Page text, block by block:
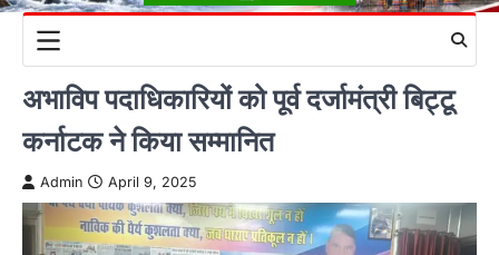
अभाविप पदाधिकारियों को पूर्व दर्जामंत्री बिट्टू
कर्नाटक ने किया सम्मानित
Admin April 9, 2025